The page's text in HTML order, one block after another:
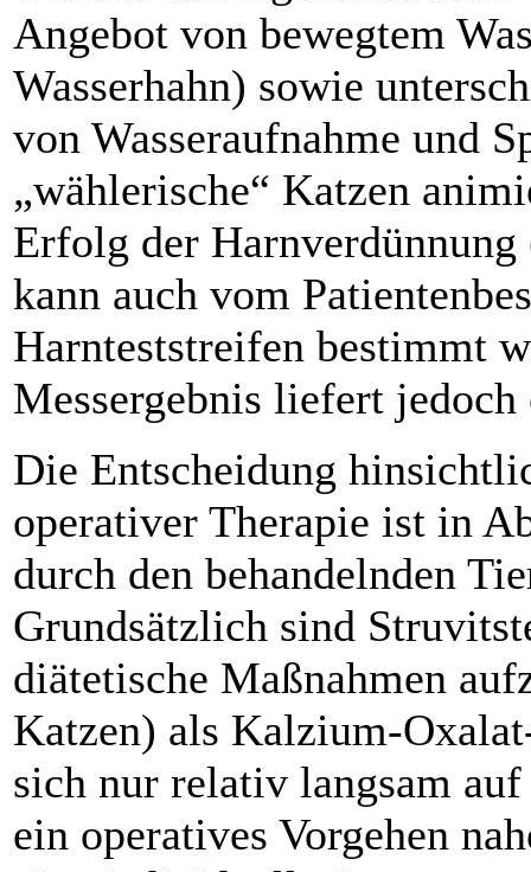
Angebot von bewegtem
Wasserhahn) sowie
von Wasseraufnahme und
„wählerische“ Katzen
Erfolg der
kann auch vom
Harnteststreifen bestimmt
Messergebnis liefert
Die Entscheidung
operativer Therapie ist in
durch den behandelnden
Grundsätzlich sind
diätetische Maßnahmen
Katzen) als Kalzium-
sich nur relativ langsam
ein operatives Vorgehen